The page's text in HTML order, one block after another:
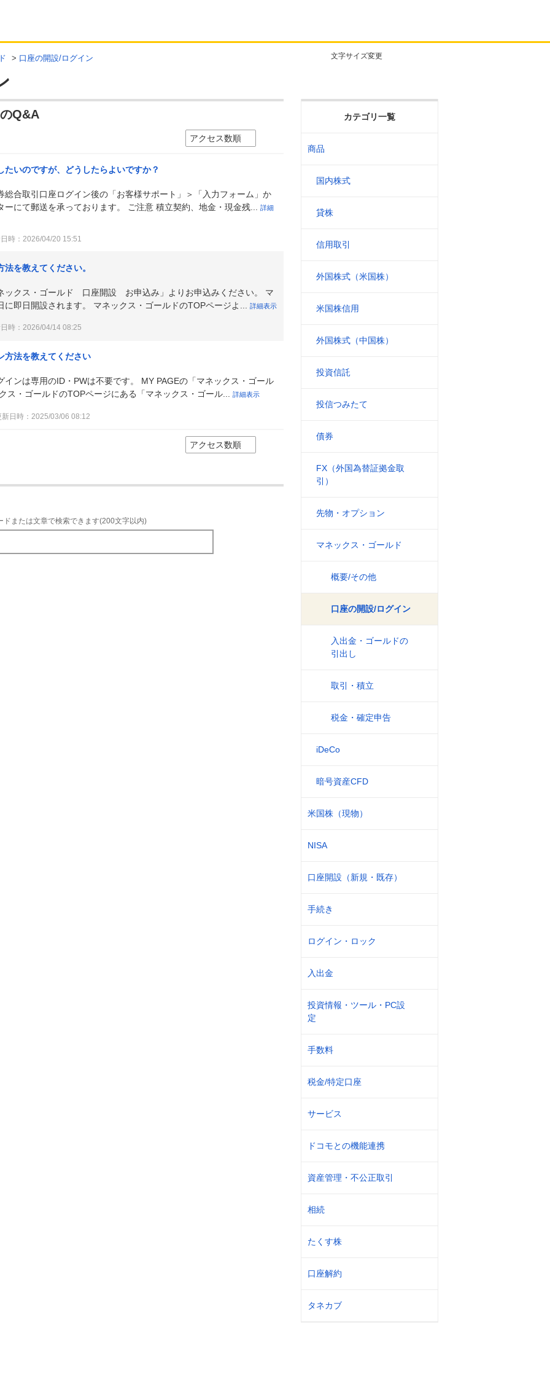
文字サイズ変更
> 口座の開設/ログイン
カテゴリ一覧
商品
国内株式
貸株
信用取引
外国株式（米国株）
米国株信用
外国株式（中国株）
投資信託
投信つみたて
債券
FX（外国為替証拠金取
引）
先物・オプション
マネックス・ゴールド
概要/その他
口座の開設/ログイン
入出金・ゴールドの
引出し
取引・積立
税金・確定申告
iDeCo
暗号資産CFD
米国株（現物）
NISA
口座開設（新規・既存）
手続き
ログイン・ロック
入出金
投資情報・ツール・PC設
定
手数料
税金/特定口座
サービス
ドコモとの機能連携
資産管理・不公正取引
相続
たくす株
口座解約
タネカブ
Q&A
いのですが、どうしたらよいですか？
総合取引口座ログイン後の「お客様サポート」＞「入力フォーム」か
ーにて郵送を承っております。 ご注意 積立契約、地金・現金残...詳細
時：2026/04/20 15:51
を教えてください。
ックス・ゴールド 口座開設 お申込み」よりお申込みください。 マ
に即日開設されます。 マネックス・ゴールドのTOPページよ...詳細表示
時：2026/04/14 08:25
方法を教えてください
ンは専用のID・PWは不要です。 MY PAGEの「マネックス・ゴール
ス・ゴールドのTOPページにある「マネックス・ゴール...詳細表示
新日時：2025/03/06 08:12
ドまたは文章で検索できます(200文字以内)